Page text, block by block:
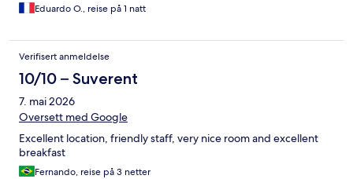
Eduardo O., reise på 1 natt
Verifisert anmeldelse
10/10 – Suverent
7. mai 2026
Oversett med Google
Excellent location, friendly staff, very nice room and excellent
breakfast
Fernando, reise på 3 netter